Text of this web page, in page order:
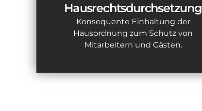
Hausrechtsdurchsetzung
Konsequente Einhaltung der
Hausordnung zum Schutz von
Mitarbeitern und Gästen.